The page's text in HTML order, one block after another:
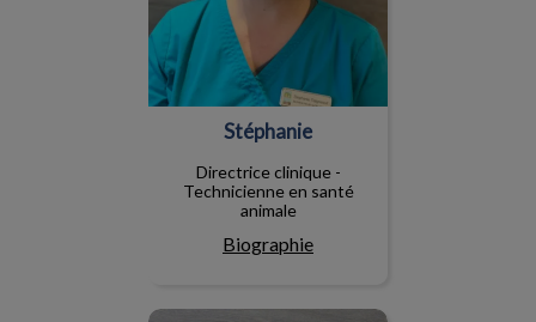
Stéphanie
Directrice clinique -
Technicienne en santé
animale
Biographie